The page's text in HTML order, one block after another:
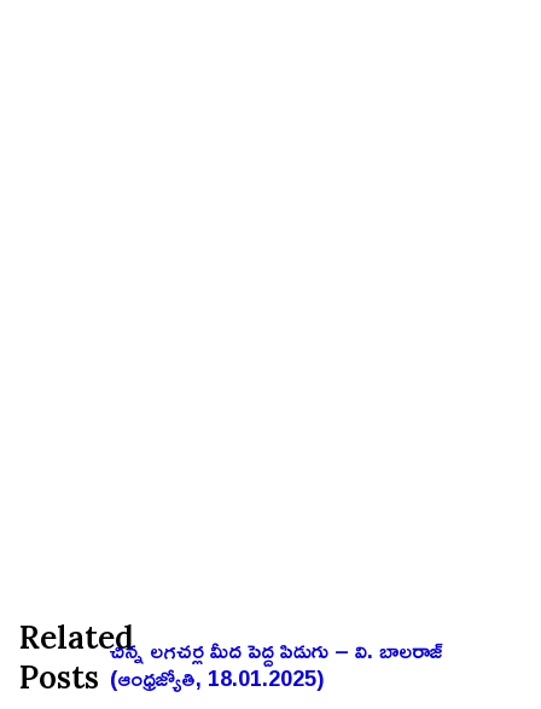
Related
Posts
చిన్న లగచర్ల మీద పెద్ద పిడుగు – వి. బాలరాజ్‌
(ఆంధ్రజ్యోతి, 18.01.2025)